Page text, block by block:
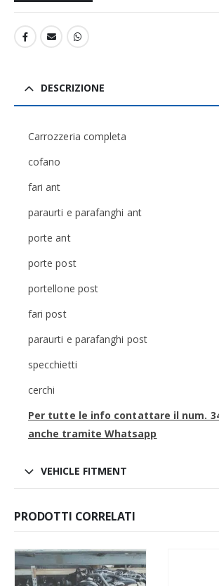
DESCRIZIONE
Carrozzeria completa
cofano
fari ant
paraurti e parafanghi ant
porte ant
porte post
portellone post
fari post
paraurti e parafanghi post
specchietti
cerchi
Per tutte le info contattare il num.
anche tramite Whatsapp
VEHICLE FITMENT
PRODOTTI CORRELATI